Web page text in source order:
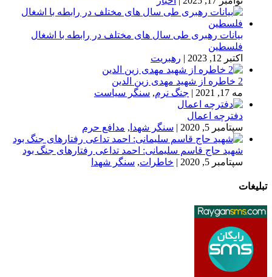
بیانات رهبری طی سال های مختلف در رابطه با اشغال
فلسطین
اکتبر 12, 2023
| رهبریت
2 خاطره از شهید مهدی زین الدین
مه 17, 2021
| جنگ نرم, سنگر سیاست
دفترچه اعمال
سپتامبر 5, 2020
| سنگر شهدا , مدافع حرم
شهید حاج قاسم سلیمانی: احمد تداعی رفتارهای جنگ بود
سپتامبر 5, 2020
| خاطرات, سنگر شهدا
تبلیغات